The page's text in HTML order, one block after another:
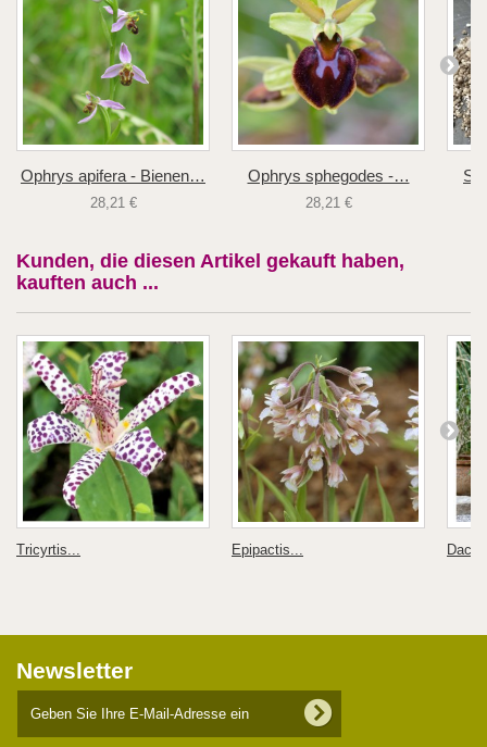
Ophrys apifera - Bienen…
28,21 €
Ophrys sphegodes -…
28,21 €
Kunden, die diesen Artikel gekauft haben,
kauften auch ...
Tricyrtis... Epipactis...
Newsletter